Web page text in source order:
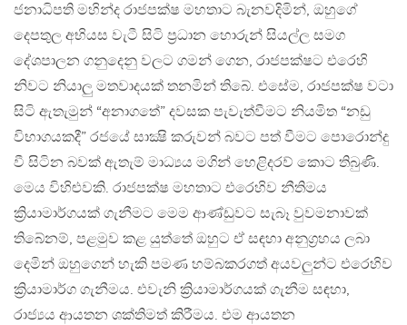
ජනාධිපති මහින්ද රාජපක්ෂ මහතාට බැනවදිමින්, ඔහුගේ
දෙපතුල අභියස වැටී සිටි ප්‍රධාන හොරුන් සියල්ල සමග
දේශපාලන ගනුදෙනු වලට ගමන් ගෙන, රාජපක්ෂට එරෙහි
නිවට නියාලු මතවාදයක් තනමින් තිබේ. එසේම, රාජපක්ෂ වටා
සිටි ඇතැමුන් “අනාගතේ” දවසක පැවැත්වීමට නියමිත “නඩු
විභාගයකදී” රජයේ සාක්‍ෂි කරුවන් බවට පත් වීමට පොරොන්දු
වී සිටින බවක් ඇතැම් මාධ්‍යය මගින් හෙළිදරව් කොට තිබුණි.
මෙය විහිළුවකි. රාජපක්ෂ මහතාට එරෙහිව නීතිමය
ක්‍රියාමාර්ගයක් ගැනීමට මෙම ආණ්ඩුවට සැබෑ වුවමනාවක්
තිබේනම්, පළමුව කළ යුත්තේ ඔහුට ඒ සඳහා අනුග්‍රහය ලබා
දෙමින් ඔහුගෙන් හැකි පමණ හම්බකරගත් අයවලුන්ට එරෙහිව
ක්‍රියාමාර්ග ගැනීමය. එවැනි ක්‍රියාමාර්ගයක් ගැනීම සඳහා,
රාජ්‍යය ආයතන ශක්තිමත් කිරීමය. එම ආයතන